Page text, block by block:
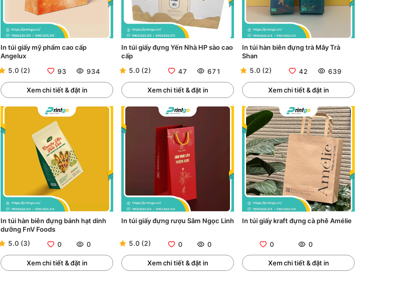
In túi giấy mỹ phẩm cao cấp
Angelux
5.0 (2) 93 934
Xem chi tiết & đặt in
In túi giấy đựng Yến Nhà HP sào cao
cấp
5.0 (2) 47 671
Xem chi tiết & đặt in
In túi hàn biên đựng trà Mây Trà
Shan
5.0 (2) 42 639
Xem chi tiết & đặt in
In túi hàn biên đựng bánh hạt dinh
dưỡng FnV Foods
5.0 (3) 0 0
Xem chi tiết & đặt in
In túi giấy đựng rượu Sâm Ngọc Linh
5.0 (2) 0 0
Xem chi tiết & đặt in
In túi giấy kraft đựng cà phê Amélie
0 0
Xem chi tiết & đặt in